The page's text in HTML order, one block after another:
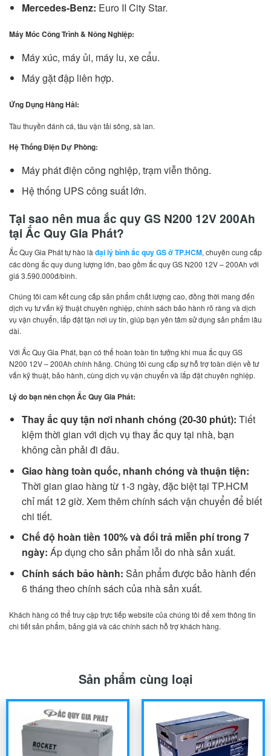
Mercedes-Benz: Euro II City Star.
Máy Móc Công Trình & Nông Nghiệp:
Máy xúc, máy ủi, máy lu, xe cẩu.
Máy gặt đập liên hợp.
Ứng Dụng Hàng Hải:
Tàu thuyền đánh cá, tàu vận tải sông, sà lan.
Hệ Thống Điện Dự Phòng:
Máy phát điện công nghiệp, trạm viễn thông.
Hệ thống UPS công suất lớn.
Tại sao nên mua ắc quy GS N200 12V 200Ah
tại Ắc Quy Gia Phát?
Ắc Quy Gia Phát tự hào là đại lý bình ắc quy GS ở TP.HCM, chuyên cung cấp
các dòng ắc quy dung lượng lớn, bao gồm ắc quy GS N200 12V – 200Ah với
giá 3.590.000đ/bình.
Chúng tôi cam kết cung cấp sản phẩm chất lượng cao, đồng thời mang đến
dịch vụ tư vấn kỹ thuật chuyên nghiệp, chính sách bảo hành rõ ràng và dịch
vụ vận chuyển, lắp đặt tận nơi uy tín, giúp bạn yên tâm sử dụng sản phẩm lâu
dài.
Với Ắc Quy Gia Phát, bạn có thể hoàn toàn tin tưởng khi mua ắc quy GS
N200 12V – 200Ah chính hãng. Chúng tôi cung cấp sự hỗ trợ toàn diện về tư
vấn kỹ thuật, bảo hành, cùng dịch vụ vận chuyển và lắp đặt chuyên nghiệp.
Lý do bạn nên chọn Ắc Quy Gia Phát:
Thay ắc quy tận nơi nhanh chóng (20-30 phút): Tiết
kiệm thời gian với dịch vụ thay ắc quy tại nhà, bạn
không cần phải đi đâu.
Giao hàng toàn quốc, nhanh chóng và thuận tiện:
Thời gian giao hàng từ 1-3 ngày, đặc biệt tại TP.HCM
chỉ mất 12 giờ. Xem thêm chính sách vận chuyển để biết
chi tiết.
Chế độ hoàn tiền 100% và đổi trả miễn phí trong 7
ngày: Áp dụng cho sản phẩm lỗi do nhà sản xuất.
Chính sách bảo hành: Sản phẩm được bảo hành đến
6 tháng theo chính sách của nhà sản xuất.
Khách hàng có thể truy cập trực tiếp website của chúng tôi để xem thông tin
chi tiết sản phẩm, bảng giá và các chính sách hỗ trợ khách hàng.
Sản phẩm cùng loại